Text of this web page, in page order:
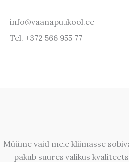
info@vaanapuukool.ee
Tel. +372 566 955 77
Müüme vaid meie kliimasse
pakub suures valikus